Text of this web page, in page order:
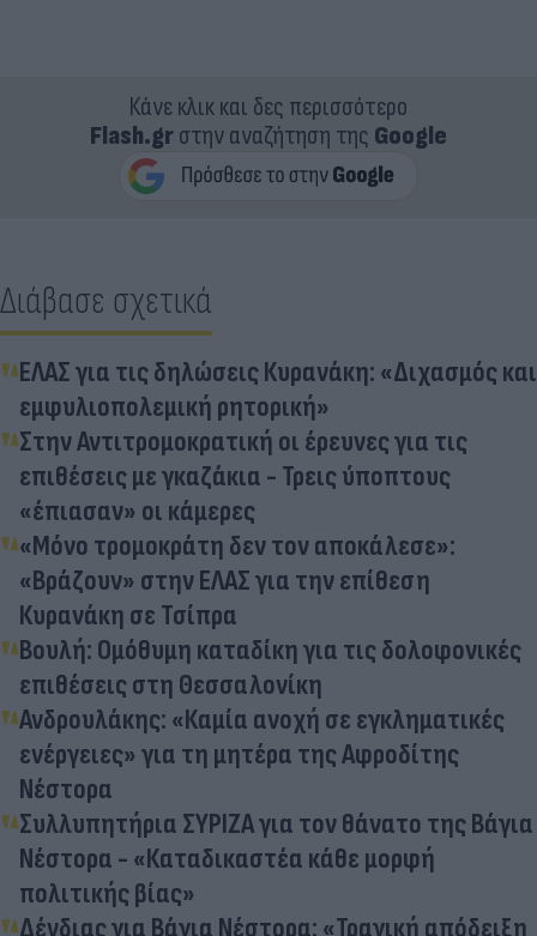
Κάνε κλικ και δες περισσότερο
Flash.grστην αναζήτηση της Google
Διάβασε σχετικά
ΕΛΑΣ για τις δηλώσεις Κυρανάκη: «Διχασμός και
εμφυλιοπολεμική ρητορική»
Στην Αντιτρομοκρατική οι έρευνες για τις
επιθέσεις με γκαζάκια - Τρεις ύποπτους
«έπιασαν» οι κάμερες
«Μόνο τρομοκράτη δεν τον αποκάλεσε»:
«Βράζουν» στην ΕΛΑΣ για την επίθεση
Κυρανάκη σε Τσίπρα
Βουλή: Ομόθυμη καταδίκη για τις δολοφονικές
επιθέσεις στη Θεσσαλονίκη
Ανδρουλάκης: «Καμία ανοχή σε εγκληματικές
ενέργειες» για τη μητέρα της Αφροδίτης
Νέστορα
Συλλυπητήρια ΣΥΡΙΖΑ για τον θάνατο της Βάγια
Νέστορα - «Καταδικαστέα κάθε μορφή
πολιτικής βίας»
Δένδιας για Βάγια Νέστορα: «Τραγική απόδειξη